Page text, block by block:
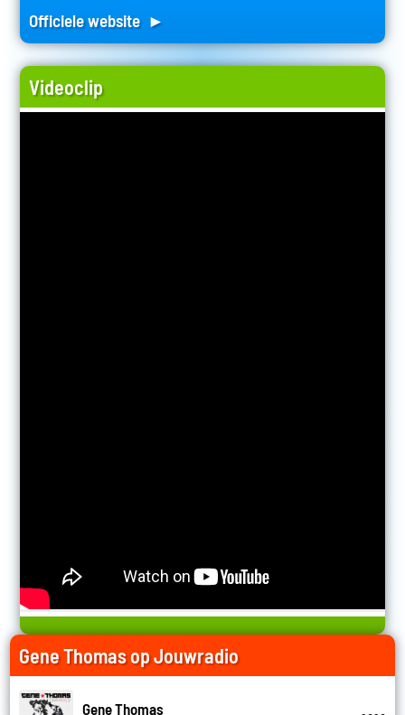
Officiele website ►
Videoclip
Gene Thomas op Jouwradio
Gene Thomas